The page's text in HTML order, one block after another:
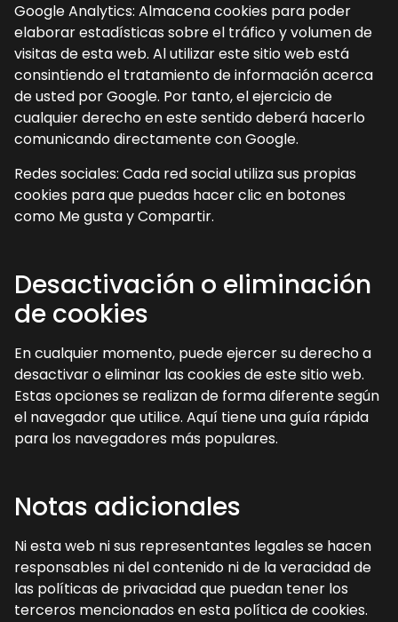
Google Analytics: Almacena cookies para poder
elaborar estadísticas sobre el tráfico y volumen de
visitas de esta web. Al utilizar este sitio web está
consintiendo el tratamiento de información acerca
de usted por Google. Por tanto, el ejercicio de
cualquier derecho en este sentido deberá hacerlo
comunicando directamente con Google.
Redes sociales: Cada red social utiliza sus propias
cookies para que puedas hacer clic en botones
como Me gusta y Compartir.
Desactivación o eliminación
de cookies
En cualquier momento, puede ejercer su derecho a
desactivar o eliminar las cookies de este sitio web.
Estas opciones se realizan de forma diferente según
el navegador que utilice. Aquí tiene una guía rápida
para los navegadores más populares.
Notas adicionales
Ni esta web ni sus representantes legales se hacen
responsables ni del contenido ni de la veracidad de
las políticas de privacidad que puedan tener los
terceros mencionados en esta política de cookies.